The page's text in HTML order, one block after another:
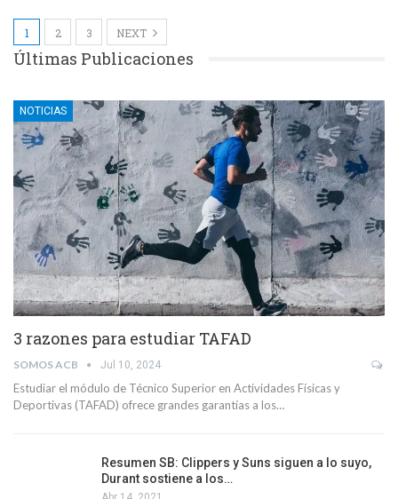
1 2 3 NEXT
Últimas Publicaciones
NOTICIAS
3 razones para estudiar TAFAD
SOMOS ACB Jul 10, 2024
Estudiar el módulo de Técnico Superior en Actividades Físicas y
Deportivas (TAFAD) ofrece grandes garantías a los…
Resumen SB: Clippers y Suns siguen a lo suyo,
Durant sostiene a los…